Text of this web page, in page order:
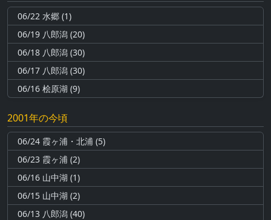
06/22 水郷 (1)
06/19 八郎潟 (20)
06/18 八郎潟 (30)
06/17 八郎潟 (30)
06/16 桧原湖 (9)
2001年の今頃
06/24 霞ヶ浦・北浦 (5)
06/23 霞ヶ浦 (2)
06/16 山中湖 (1)
06/15 山中湖 (2)
06/13 八郎潟 (40)